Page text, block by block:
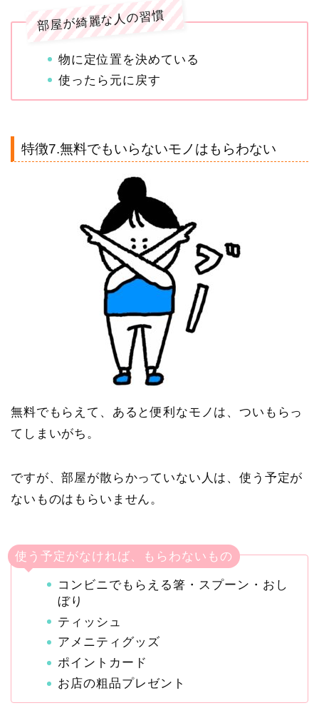
部屋が綺麗な人の習慣
物に定位置を決めている
使ったら元に戻す
特徴7.無料でもいらないモノはもらわない
無料でもらえて、あると便利なモノは、ついもらっ
てしまいがち。
ですが、部屋が散らかっていない人は、使う予定が
ないものはもらいません。
使う予定がなければ、もらわないもの
コンビニでもらえる箸・スプーン・おし
ぼり
ティッシュ
アメニティグッズ
ポイントカード
お店の粗品プレゼント